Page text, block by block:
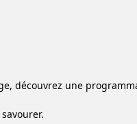
découvrez une